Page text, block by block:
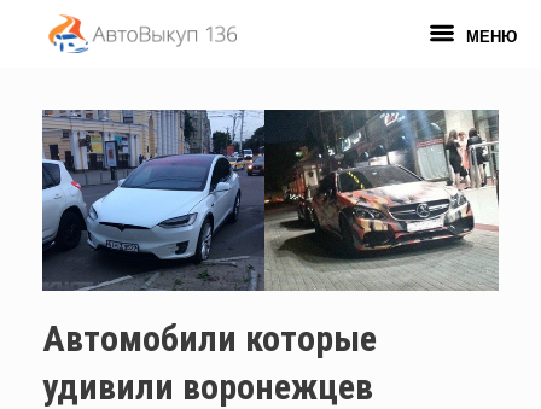
содержанию
МЕНЮ
Автомобили которые
удивили воронежцев